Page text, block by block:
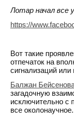
Лотар начал все
https://
Вот такие
отпечаток на
сигнализаций
Балжан
загадочную
исключительно с
все околонаучное.